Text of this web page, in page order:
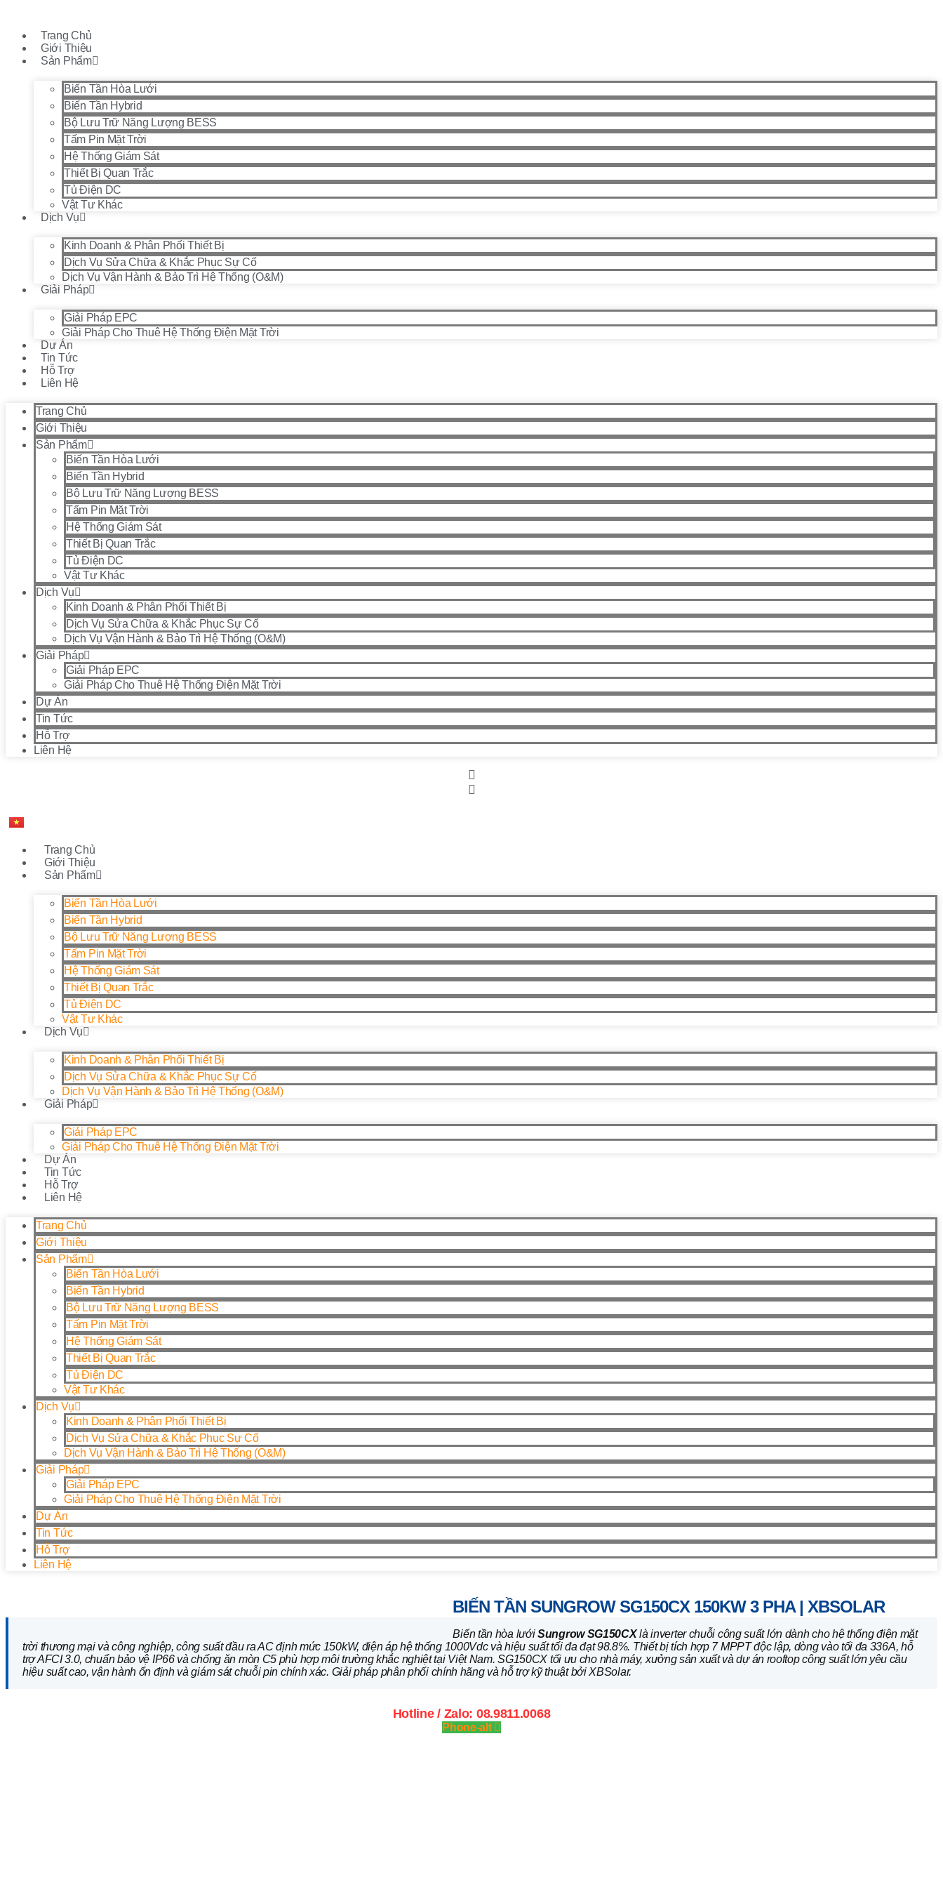
dung
Trang Chủ
Giới Thiệu
Sản Phẩm
Biến Tần Hòa Lưới
Biến Tần Hybrid
Bộ Lưu Trữ Năng Lượng BESS
Tấm Pin Mặt Trời
Hệ Thống Giám Sát
Thiết Bị Quan Trắc
Tủ Điện DC
Vật Tư Khác
Dịch Vụ
Kinh Doanh & Phân Phối Thiết Bị
Dịch Vụ Sửa Chữa & Khắc Phục Sự Cố
Dịch Vụ Vận Hành & Bảo Trì Hệ Thống (O&M)
Giải Pháp
Giải Pháp EPC
Giải Pháp Cho Thuê Hệ Thống Điện Mặt Trời
Dự Án
Tin Tức
Hỗ Trợ
Liên Hệ
Trang Chủ
Giới Thiệu
Sản Phẩm
Biến Tần Hòa Lưới
Biến Tần Hybrid
Bộ Lưu Trữ Năng Lượng BESS
Tấm Pin Mặt Trời
Hệ Thống Giám Sát
Thiết Bị Quan Trắc
Tủ Điện DC
Vật Tư Khác
Dịch Vụ
Kinh Doanh & Phân Phối Thiết Bị
Dịch Vụ Sửa Chữa & Khắc Phục Sự Cố
Dịch Vụ Vận Hành & Bảo Trì Hệ Thống (O&M)
Giải Pháp
Giải Pháp EPC
Giải Pháp Cho Thuê Hệ Thống Điện Mặt Trời
Dự Án
Tin Tức
Hỗ Trợ
Liên Hệ
Trang Chủ
Giới Thiệu
Sản Phẩm
Biến Tần Hòa Lưới
Biến Tần Hybrid
Bộ Lưu Trữ Năng Lượng BESS
Tấm Pin Mặt Trời
Hệ Thống Giám Sát
Thiết Bị Quan Trắc
Tủ Điện DC
Vật Tư Khác
Dịch Vụ
Kinh Doanh & Phân Phối Thiết Bị
Dịch Vụ Sửa Chữa & Khắc Phục Sự Cố
Dịch Vụ Vận Hành & Bảo Trì Hệ Thống (O&M)
Giải Pháp
Giải Pháp EPC
Giải Pháp Cho Thuê Hệ Thống Điện Mặt Trời
Dự Án
Tin Tức
Hỗ Trợ
Liên Hệ
Trang Chủ
Giới Thiệu
Sản Phẩm
Biến Tần Hòa Lưới
Biến Tần Hybrid
Bộ Lưu Trữ Năng Lượng BESS
Tấm Pin Mặt Trời
Hệ Thống Giám Sát
Thiết Bị Quan Trắc
Tủ Điện DC
Vật Tư Khác
Dịch Vụ
Kinh Doanh & Phân Phối Thiết Bị
Dịch Vụ Sửa Chữa & Khắc Phục Sự Cố
Dịch Vụ Vận Hành & Bảo Trì Hệ Thống (O&M)
Giải Pháp
Giải Pháp EPC
Giải Pháp Cho Thuê Hệ Thống Điện Mặt Trời
Dự Án
Tin Tức
Hỗ Trợ
Liên Hệ
BIẾN TẦN SUNGROW SG150CX 150KW 3 PHA | XBSOLAR
Biến tần hòa lướiSungrow SG150CXlà inverter chuỗi công suất lớn dành cho hệ thống điện mặt
trời thương mại và công nghiệp, công suất đầu ra AC định mức 150kW, điện áp hệ thống 1000Vdc và hiệu suất tối đa đạt 98.8%. Thiết bị tích hợp 7 MPPT độc lập, dòng vào tối đa 336A, hỗ
trợ AFCI 3.0, chuẩn bảo vệ IP66 và chống ăn mòn C5 phù hợp môi trường khắc nghiệt tại Việt Nam. SG150CX tối ưu cho nhà máy, xưởng sản xuất và dự án rooftop công suất lớn yêu cầu
hiệu suất cao, vận hành ổn định và giám sát chuỗi pin chính xác. Giải pháp phân phối chính hãng và hỗ trợ kỹ thuật bởi XBSolar.
Hotline / Zalo: 08.9811.0068
Phone-alt